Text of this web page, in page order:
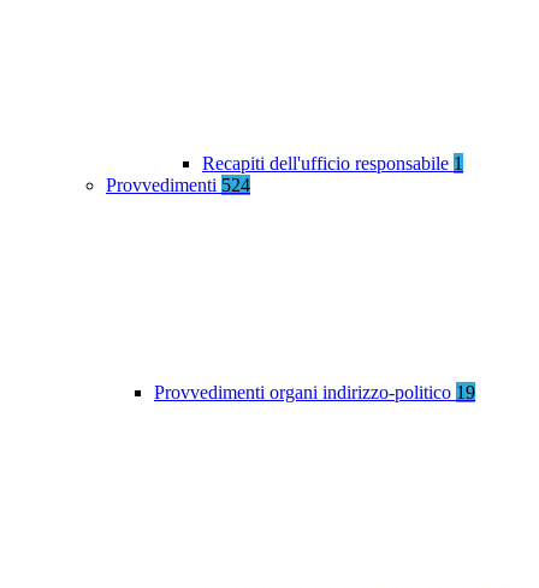
Recapiti dell'ufficio responsabile 1
Provvedimenti 524
Provvedimenti organi indirizzo-politico 19